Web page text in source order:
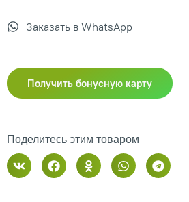
Заказать в WhatsApp
Получить бонусную карту
Поделитесь этим товаром